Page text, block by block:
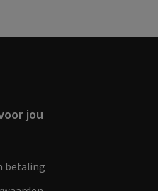
jou
betaling